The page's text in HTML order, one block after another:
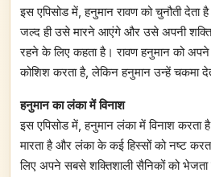
इस एपिसोड में, हनुमान रावण को चुनौती देता
जल्द ही उसे मारने आएंगे और उसे अपनी
रहने के लिए कहता है। रावण हनुमान को
कोशिश करता है, लेकिन हनुमान उन्हें चकमा
हनुमान का लंका में विनाश
इस एपिसोड में, हनुमान लंका में विनाश करता
मारता है और लंका के कई हिस्सों को नष्ट
लिए अपने सबसे शक्तिशाली सैनिकों को